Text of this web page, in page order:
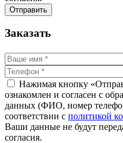
Заказать
Нажимая кнопку
ознакомлен и согласен с
данных (ФИО, номер
соответствии с политикой
Ваши данные не будут
согласия.